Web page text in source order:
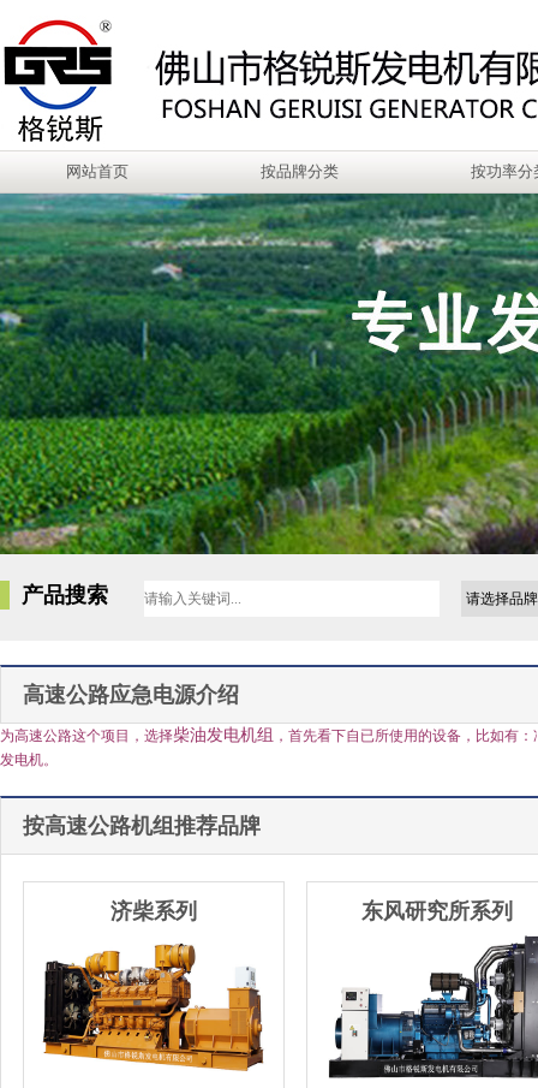
网站首页 按品牌分类 按功率分
产品搜索
高速公路应急电源介绍
为高速公路这个项目，选择柴油发电机组 ，首先看下自已所使用的设备，比如有
发电机。
按高速公路机组推荐品牌
济柴系列 东风研究所系列